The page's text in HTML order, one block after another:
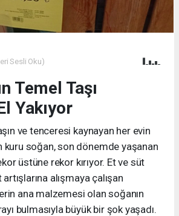
Sesli Oku)
Temel Taşı
Yakıyor
ve tenceresi kaynayan her evin
soğan, son dönemde yaşanan
üstüne rekor kırıyor. Et ve süt
alışmaya çalışan
ana malzemesi olan soğanın
bulmasıyla büyük bir şok yaşadı.